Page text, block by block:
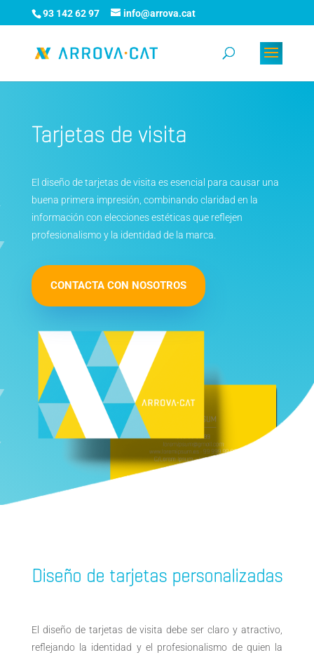
93 142 62 97 info@arrova.cat
Tarjetas de visita
El diseño de tarjetas de visita es esencial para causar una
buena primera impresión, combinando claridad en la
información con elecciones estéticas que reflejen
profesionalismo y la identidad de la marca.
CONTACTA CON NOSOTROS
Diseño de tarjetas personalizadas
El diseño de tarjetas de visita debe ser claro y atractivo,
reflejando la identidad y el profesionalismo de quien la